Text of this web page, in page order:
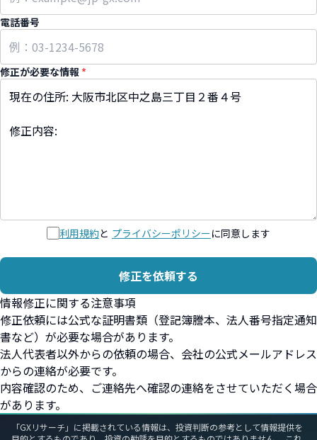
電話番号
修正が必要な情報 *
利用規約と プライバシーポリシーに同意します
修正を依頼する
情報修正に関する注意事項
修正依頼には公式な証明書類（登記簿謄本、法人番号指定通知
書など）が必要な場合があります。
法人代表者以外からの依頼の場合、会社の公式メールアドレス
からの連絡が必要です。
内容確認のため、ご連絡先へ確認の連絡をさせていただく場合
があります。
「GXリサーチ」に掲載されている情報は、投資判断の参考として情報提供を